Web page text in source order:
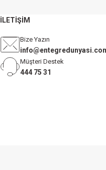
İLETİŞİM
Bize Yazın
Müşteri Destek
444 75 31